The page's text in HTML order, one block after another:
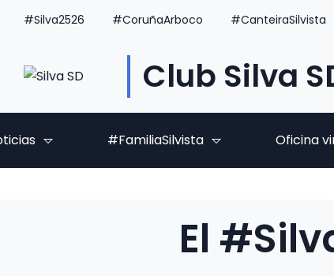
#Silva2526 #CoruñaArboco #CanteiraSilvista
Club Silva
#FamiliaSilvista Oficina
El